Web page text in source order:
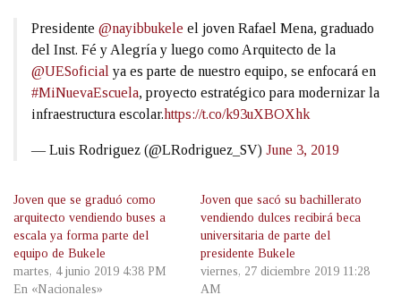
Presidente @nayibbukele el joven Rafael Mena, graduado
del Inst. Fé y Alegría y luego como Arquitecto de la
@UESoficial ya es parte de nuestro equipo, se enfocará en
#MiNuevaEscuela, proyecto estratégico para modernizar la
infraestructura escolar.https://t.co/k93uXBOXhk
— Luis Rodriguez (@LRodriguez_SV) June 3, 2019
Joven que se graduó como
arquitecto vendiendo buses a
escala ya forma parte del
equipo de Bukele
martes, 4 junio 2019 4:38 PM
En «Nacionales»
Joven que sacó su bachillerato
vendiendo dulces recibirá beca
universitaria de parte del
presidente Bukele
viernes, 27 diciembre 2019 11:28
AM